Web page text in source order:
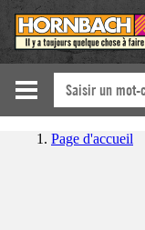
Page d'accueil